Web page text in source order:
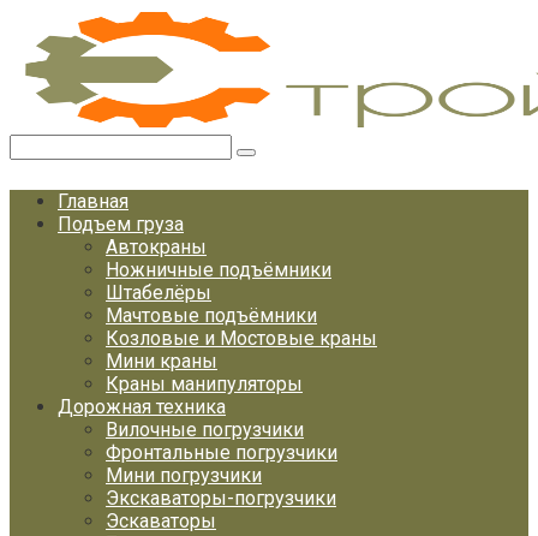
Перейти
контенту
Главная
Подъем груза
Автокраны
Ножничные подъёмники
Штабелёры
Мачтовые подъёмники
Козловые и Мостовые краны
Мини краны
Краны манипуляторы
Дорожная техника
Вилочные погрузчики
Фронтальные погрузчики
Мини погрузчики
Экскаваторы-погрузчики
Эскаваторы